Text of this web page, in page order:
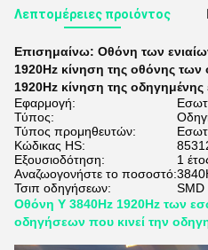
Λεπτομέρειες προιόντος
Επισημαίνω: Οθόνη των
1920Hz κίνηση της οθόνης
1920Hz κίνηση της οδηγημένης
Εφαρμογή:
Τύπος:
Τύπος προμηθευτών:
Κώδικας HS:
Εξουσιοδότηση:
1
Αναζωογονήστε το ποσοστό:
Τσιπ οδηγήσεων:
SMD
Οθόνη Υ 3840Hz 1920Hz των
οδηγήσεων που κινεί την